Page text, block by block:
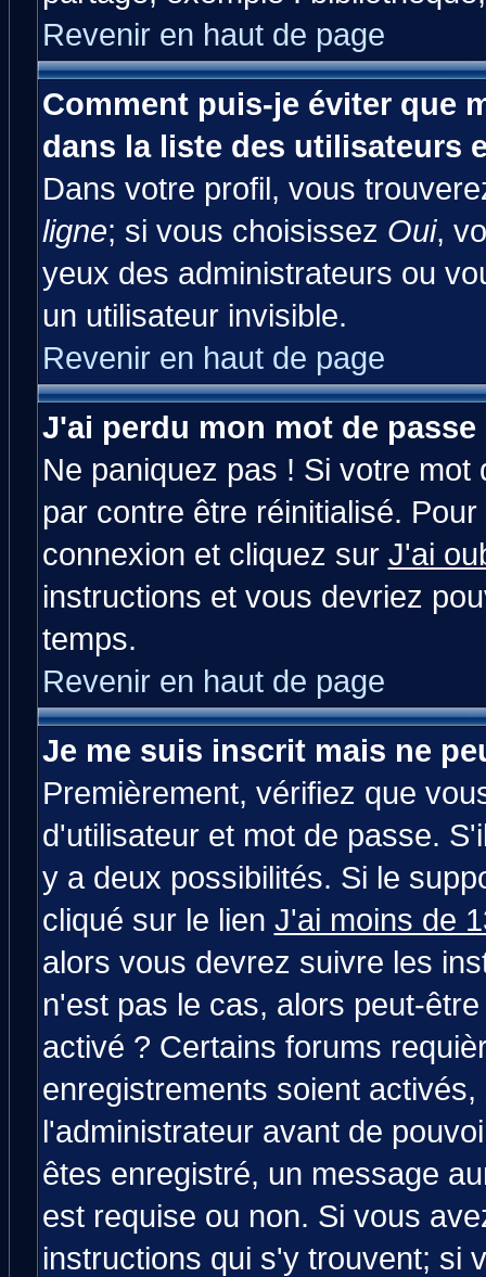
Revenir en haut de page
Comment puis-je éviter que
dans la liste des utilisateurs
Dans votre profil, vous
ligne; si vous choisissez Oui,
yeux des administrateurs ou
un utilisateur invisible.
Revenir en haut de page
J'ai perdu mon mot de passe
Ne paniquez pas ! Si votre
par contre être réinitialisé.
connexion et cliquez sur J'ai
instructions et vous devriez
temps.
Revenir en haut de page
Je me suis inscrit mais ne
Premièrement, vérifiez que
d'utilisateur et mot de passe.
y a deux possibilités. Si le
cliqué sur le lien J'ai moins de
alors vous devrez suivre les
n'est pas le cas, alors peut-
activé ? Certains forums
enregistrements soient
l'administrateur avant de
êtes enregistré, un message
est requise ou non. Si vous
instructions qui s'y trouvent; si